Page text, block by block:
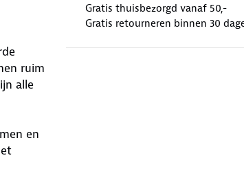
Gratis thuisbezorgd vanaf 50,-
Gratis retourneren binnen 30
ruim
alle
en